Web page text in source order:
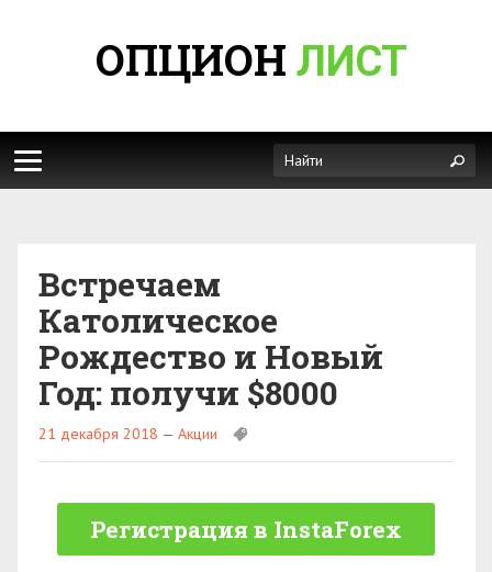
ОПЦИОН ЛИСТ
Встречаем
Католическое
Рождество и Новый
Год: получи $8000
21 декабря 2018 — Акции
Регистрация в InstaForex